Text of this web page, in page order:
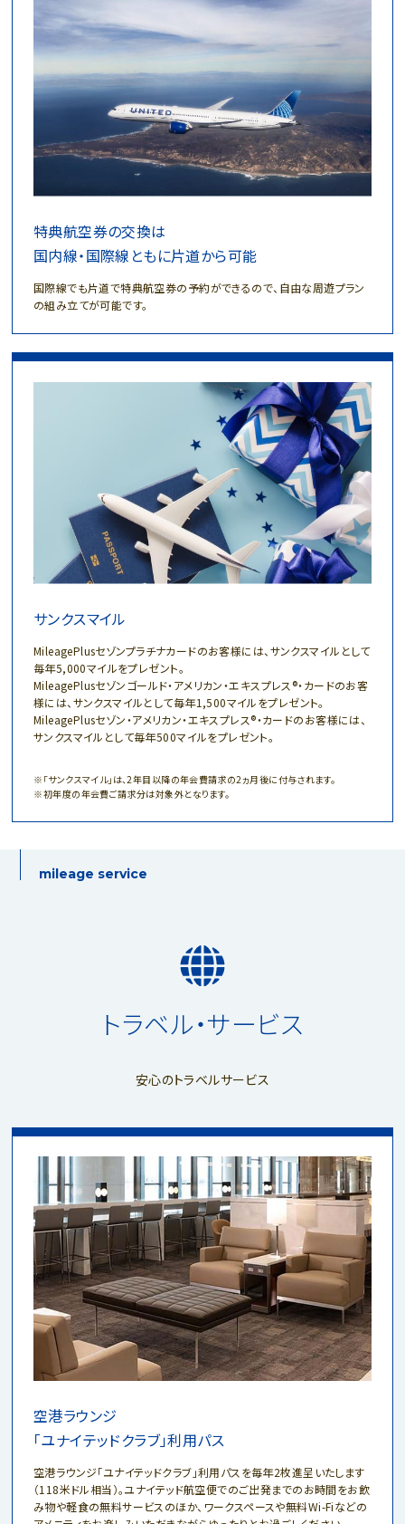
特典航空券の交換は
国内線・国際線ともに片道から可能
国際線でも片道で特典航空券の予約ができるので、 自由な周遊プラン
の組み立てが可能です。
サンクスマイル
MileagePlusセゾンプラチナカードのお客様には、サンクスマイルとして
毎年5,000マイルをプレゼント。
MileagePlusセゾンゴールド・アメリカン・エキスプレス®・カードのお客
様には、サンクスマイルとして毎年1,500マイルをプレゼント。
MileagePlusセゾン・アメリカン・エキスプレス®・カードのお客様には、
サンクスマイルとして毎年500マイルをプレゼント。
「サンクスマイル」は、2年目以降の年会費請求の2ヵ月後に付与されます。
初年度の年会費ご請求分は対象外となります。
mileage service
トラベル・サービス
安心のトラベルサービス
空港ラウンジ
「ユナイテッドクラブ」利用パス
空港ラウンジ「ユナイテッドクラブ」利用パスを毎年2枚進呈いたします
（118米ドル相当）。ユナイテッド航空便でのご出発までのお時間をお飲
み物や軽食の無料サービスのほか、ワークスペースや無料Wi-Fiなどの